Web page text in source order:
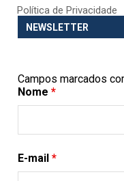
Política de Privacidade
NEWSLETTER
Campos marcados
Nome *
E-mail *